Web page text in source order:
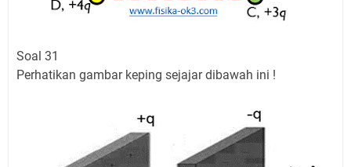
Soal 31
Perhatikan gambar keping sejajar dibawah ini !